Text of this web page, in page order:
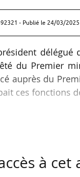
- Publié le 24/03/2025
délégué
du Premier
auprès du
ces fonctions
à